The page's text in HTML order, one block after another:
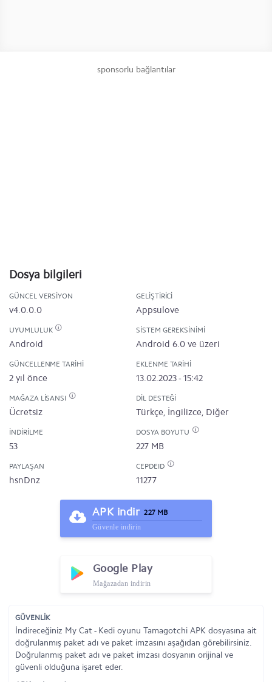
sponsorlu bağlantılar
Dosya bilgileri
GÜNCEL VERSIYON
v4.0.0.0
GELIŞTIRICI
Appsulove
UYUMLULUK
Android
SISTEM GEREKSINIMI
Android 6.0 ve üzeri
GÜNCELLENME TARIHI
2 yıl önce
EKLENME TARIHI
13.02.2023 - 15:42
MAĞAZA LISANSI
Ücretsiz
DIL DESTEĞI
Türkçe, İngilizce, Diğer
İNDIRILME
53
DOSYA BOYUTU
227 MB
PAYLAŞAN
hsnDnz
CEPDEID
11277
APK indir 227 MB
Güvenle indirin
Google Play
Mağazadan indirin
GÜVENLİK
İndireceğiniz My Cat - Kedi oyunu Tamagotchi APK dosyasına ait
doğrulanmış paket adı ve paket imzasını aşağıdan görebilirsiniz.
Doğrulanmış paket adı ve paket imzası dosyanın orijinal ve
güvenli olduğuna işaret eder.